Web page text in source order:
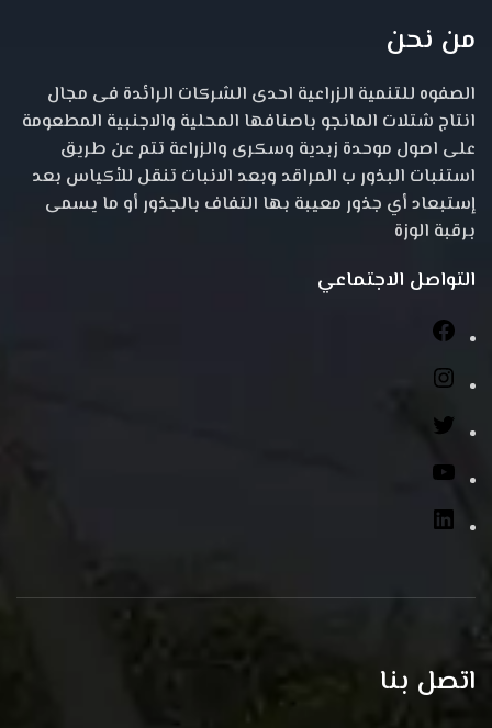
من نحن
الصفوه للتنمية الزراعية احدى الشركات الرائدة فى مجال
انتاج شتلات المانجو باصنافها المحلية والاجنبية المطعومة
على اصول موحدة زبدية وسكرى والزراعة تتم عن طريق
استنبات البذور ب المراقد وبعد الانبات تنقل للأكياس بعد
إستبعاد أي جذور معيبة بها التفاف بالجذور أو ما يسمى
برقبة الوزة
التواصل الاجتماعي
اتصل بنا